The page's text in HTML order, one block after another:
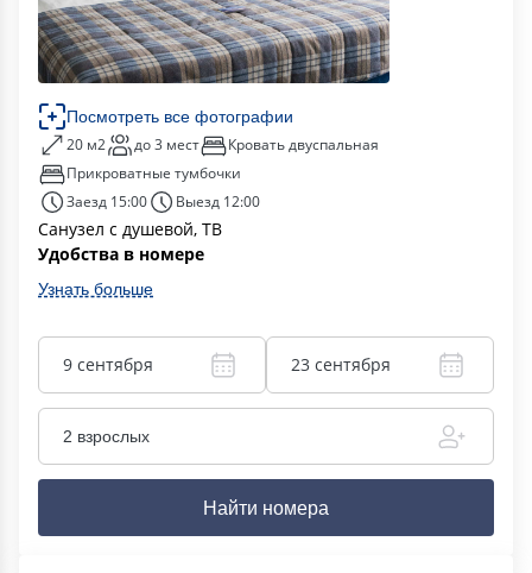
Посмотреть все фотографии
20 м2 до 3 мест
Кровать двуспальная
Прикроватные тумбочки
Заезд 15:00
Выезд 12:00
Санузел с душевой, ТВ
Удобства в номере
Узнать больше
9 сентября 23 сентября
2 взрослых
Найти номера